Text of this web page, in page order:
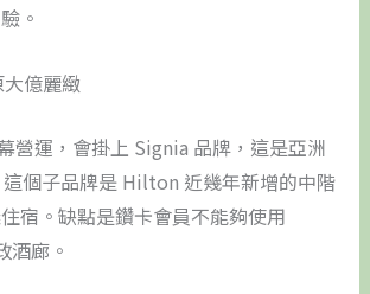
。
億麗緻
營運，會掛上 Signia 品牌，這是亞洲
個子品牌是 Hilton 近幾年新增的中階
宿。缺點是鑽卡會員不能夠使用
酒廊。